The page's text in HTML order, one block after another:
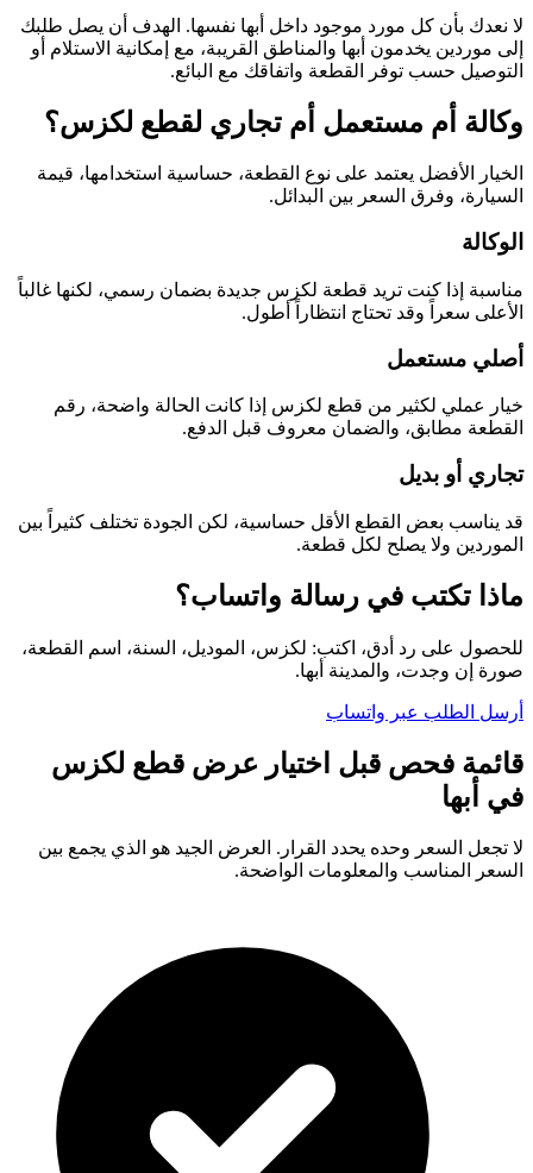
لا نعدك بأن كل مورد موجود داخل أبها نفسها. الهدف أن يصل طلبك
إلى موردين يخدمون أبها والمناطق القريبة، مع إمكانية الاستلام أو
التوصيل حسب توفر القطعة واتفاقك مع البائع.
وكالة أم مستعمل أم تجاري لقطع لكزس؟
الخيار الأفضل يعتمد على نوع القطعة، حساسية استخدامها، قيمة
السيارة، وفرق السعر بين البدائل.
الوكالة
مناسبة إذا كنت تريد قطعة لكزس جديدة بضمان رسمي، لكنها غالباً
الأعلى سعراً وقد تحتاج انتظاراً أطول.
أصلي مستعمل
خيار عملي لكثير من قطع لكزس إذا كانت الحالة واضحة، رقم
القطعة مطابق، والضمان معروف قبل الدفع.
تجاري أو بديل
قد يناسب بعض القطع الأقل حساسية، لكن الجودة تختلف كثيراً بين
الموردين ولا يصلح لكل قطعة.
ماذا تكتب في رسالة واتساب؟
للحصول على رد أدق، اكتب: لكزس، الموديل، السنة، اسم القطعة،
صورة إن وجدت، والمدينة أبها.
أرسل الطلب عبر واتساب
قائمة فحص قبل اختيار عرض قطع لكزس
في أبها
لا تجعل السعر وحده يحدد القرار. العرض الجيد هو الذي يجمع بين
السعر المناسب والمعلومات الواضحة.